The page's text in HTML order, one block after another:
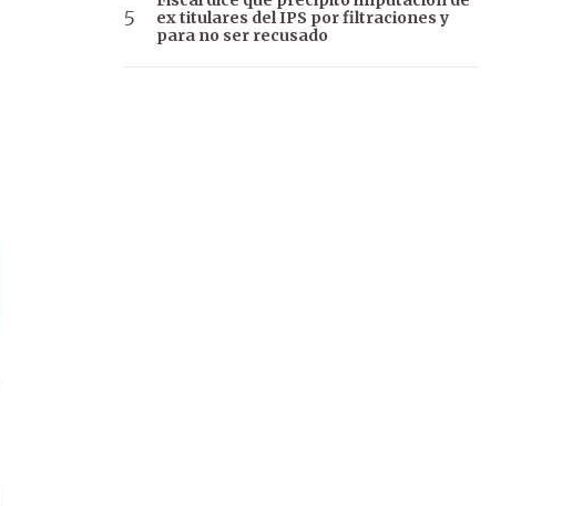
ex titulares del IPS por filtraciones y
para no ser recusado